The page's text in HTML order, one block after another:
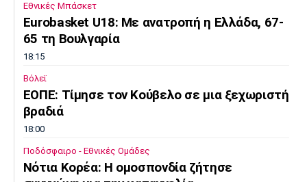
Εθνικές Μπάσκετ
Eurobasket U18: Με ανατροπή η Ελλάδα, 67-
65 τη Βουλγαρία
18:15
Βόλεϊ
ΕΟΠΕ: Τίμησε τον Κούβελο σε μια ξεχωριστή
βραδιά
18:00
Ποδόσφαιρο - Εθνικές Ομάδες
Νότια Κορέα: Η ομοσπονδία ζήτησε